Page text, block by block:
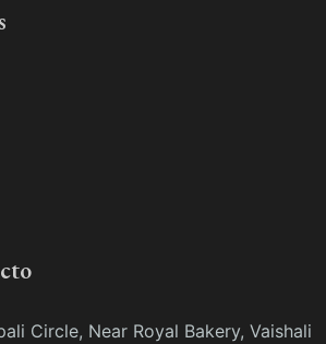
Circle, Near Royal Bakery, Vaishali